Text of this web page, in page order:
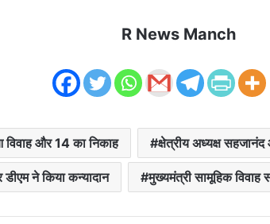
R News Manch
और 14 का निकाह क्षेत्रीय अध्यक्ष
ने किया कन्यादान मुख्यमंत्री सामूहिक